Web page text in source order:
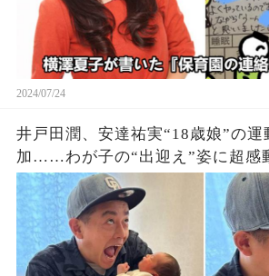
2024/07/24
井戸田潤、安達祐実“18歳娘”の運
加……わが子の“出迎え”姿に超感
ずっと泣いてた」「オレだけ大興